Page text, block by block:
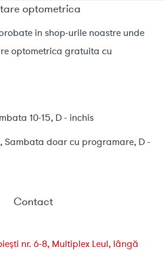
optometrica
in shop-urile noastre unde
optometrica gratuita cu
10-15, D - inchis
Sambata doar cu programare, D -
Contact
nr. 6-8, Multiplex Leul, lângă